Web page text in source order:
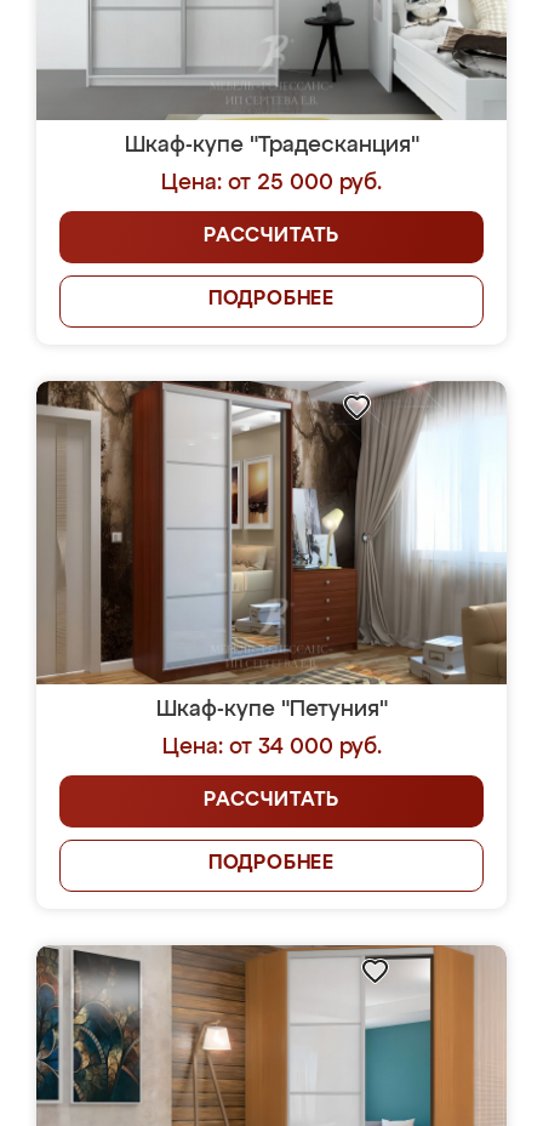
Шкаф-купе "Традесканция"
Цена: от 25 000 руб.
РАССЧИТАТЬ
ПОДРОБНЕЕ
Шкаф-купе "Петуния"
Цена: от 34 000 руб.
РАССЧИТАТЬ
ПОДРОБНЕЕ